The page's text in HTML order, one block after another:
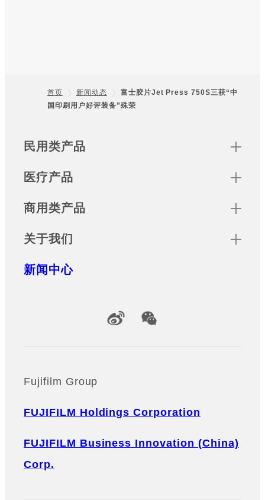
Footer
首页 新闻动态
富士胶片Jet Press 750S三获“中
国印刷用户好评装备”殊荣
Sitemap
民用类产品
医疗产品
商用类产品
关于我们
新闻中心
Official Social Media Accounts
Fujifilm Group
FUJIFILM Holdings Corporation
FUJIFILM Business Innovation (China)
Corp.